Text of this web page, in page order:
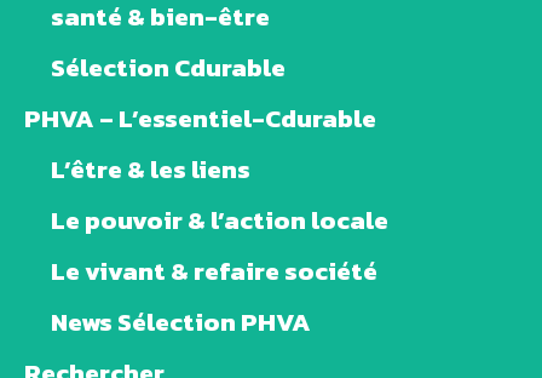
santé & bien-être
Sélection Cdurable
PHVA – L’essentiel-Cdurable
L’être & les liens
Le pouvoir & l’action locale
Le vivant & refaire société
News Sélection PHVA